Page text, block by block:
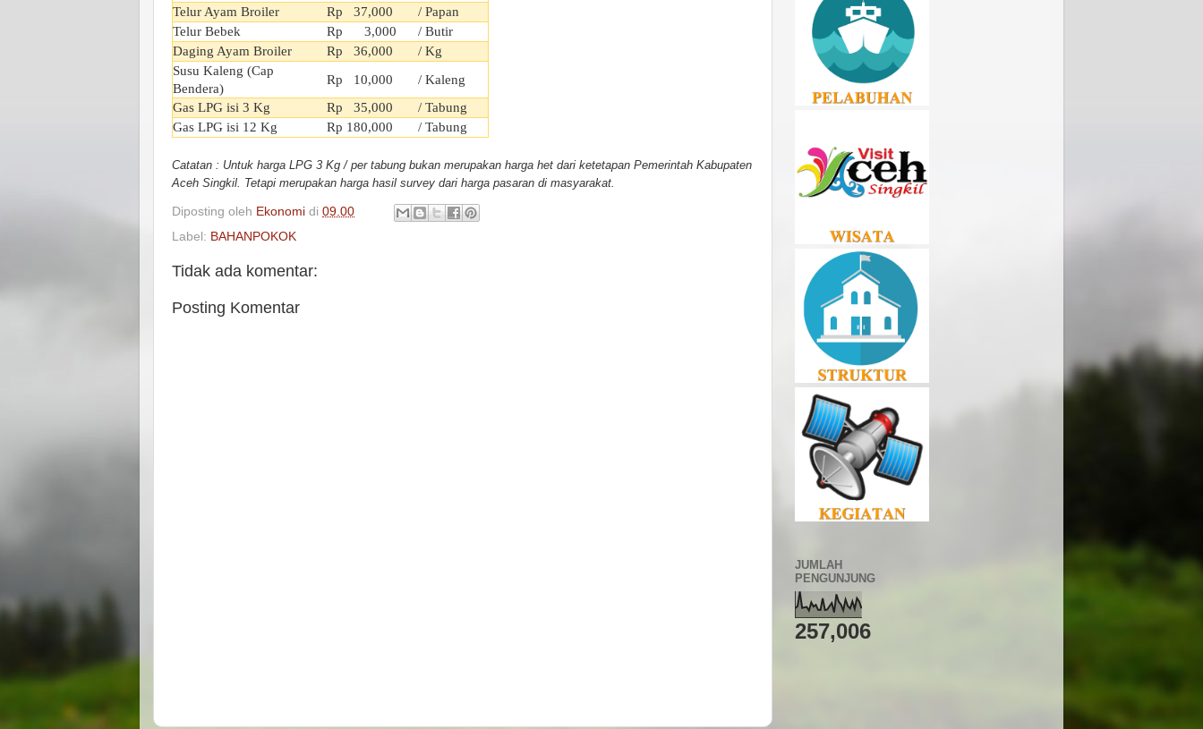
Telur Ayam Broiler
Rp 37,000
/ Papan
Telur Bebek
Rp 3,000
/ Butir
Daging Ayam Broiler
Rp 36,000
/ Kg
Susu Kaleng (Cap
Bendera)
Rp 10,000
/ Kaleng
Gas LPG isi 3 Kg
Rp 35,000
/ Tabung
Gas LPG isi 12 Kg
Rp 180,000 / Tabung
Catatan : Untuk harga LPG 3 Kg / per tabung bukan merupakan harga het dari ketetapan Pemerintah Kabupaten
Aceh Singkil. Tetapi merupakan harga hasil survey dari harga pasaran di masyarakat.
Diposting oleh Ekonomi di 09.00
Label: BAHANPOKOK
Tidak ada komentar:
Posting Komentar
JUMLAH
PENGUNJUNG
257,006